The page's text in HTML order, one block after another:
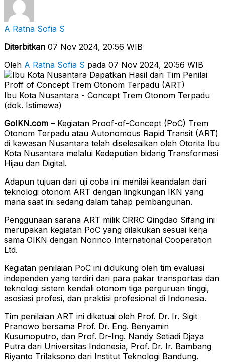
A Ratna Sofia S
Diterbitkan 07 Nov 2024, 20:56 WIB
Oleh A Ratna Sofia S pada 07 Nov 2024, 20:56 WIB
Ibu Kota Nusantara - Concept Trem Otonom Terpadu
(dok. Istimewa)
GoIKN.com – Kegiatan Proof-of-Concept (PoC) Trem
Otonom Terpadu atau Autonomous Rapid Transit (ART)
di kawasan Nusantara telah diselesaikan oleh Otorita Ibu
Kota Nusantara melalui Kedeputian bidang Transformasi
Hijau dan Digital.
Adapun tujuan dari uji coba ini menilai keandalan dari
teknologi otonom ART dengan lingkungan IKN yang
mana saat ini sedang dalam tahap pembangunan.
Penggunaan sarana ART milik CRRC Qingdao Sifang ini
merupakan kegiatan PoC yang dilakukan sesuai kerja
sama OIKN dengan Norinco International Cooperation
Ltd.
Kegiatan penilaian PoC ini didukung oleh tim evaluasi
independen yang terdiri dari para pakar transportasi dan
teknologi sistem kendali otonom tiga perguruan tinggi,
asosiasi profesi, dan praktisi profesional di Indonesia.
Tim penilaian ART ini diketuai oleh Prof. Dr. Ir. Sigit
Pranowo bersama Prof. Dr. Eng. Benyamin
Kusumoputro, dan Prof. Dr-Ing. Nandy Setiadi Djaya
Putra dari Universitas Indonesia, Prof. Dr. Ir. Bambang
Riyanto Trilaksono dari Institut Teknologi Bandung.